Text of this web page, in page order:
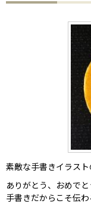
素敵な手書きイラスト
ありがとう、おめで
手書きだからこそ伝